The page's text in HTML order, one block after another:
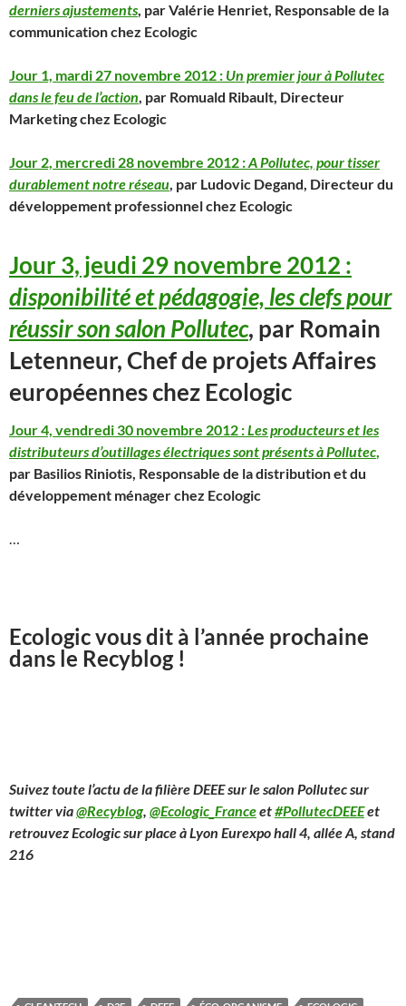
derniers ajustements, par Valérie Henriet, Responsable de la
communication chez Ecologic
Jour 1, mardi 27 novembre 2012 : Un premier jour à Pollutec
dans le feu de l’action, par Romuald Ribault, Directeur
Marketing chez Ecologic
Jour 2, mercredi 28 novembre 2012 :A Pollutec, pour tisser
durablement notre réseau, par Ludovic Degand, Directeur du
développement professionnel chez Ecologic
Jour 3, jeudi 29 novembre 2012 :
disponibilité et pédagogie, les clefs pour
réussir son salon Pollutec, par Romain
Letenneur, Chef de projets Affaires
européennes chez Ecologic
Jour 4, vendredi 30 novembre 2012 :Les producteurs et les
distributeurs d’outillages électriques sont présents à Pollutec,
par Basilios Riniotis, Responsable de la distribution et du
développement ménager chez Ecologic
…
Ecologic vous dit à l’année prochaine
dans le Recyblog !
Suivez toute l’actu de lafilière DEEEsur le salon Pollutec sur
twitter via@Recyblog, @Ecologic_Franceet#PollutecDEEEet
retrouvez Ecologicsur place à Lyon Eurexpohall 4, allée A, stand
216